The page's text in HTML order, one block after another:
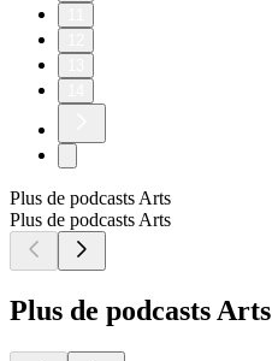
Plus de podcasts Arts
Plus de podcasts Arts
Plus de podcasts Arts